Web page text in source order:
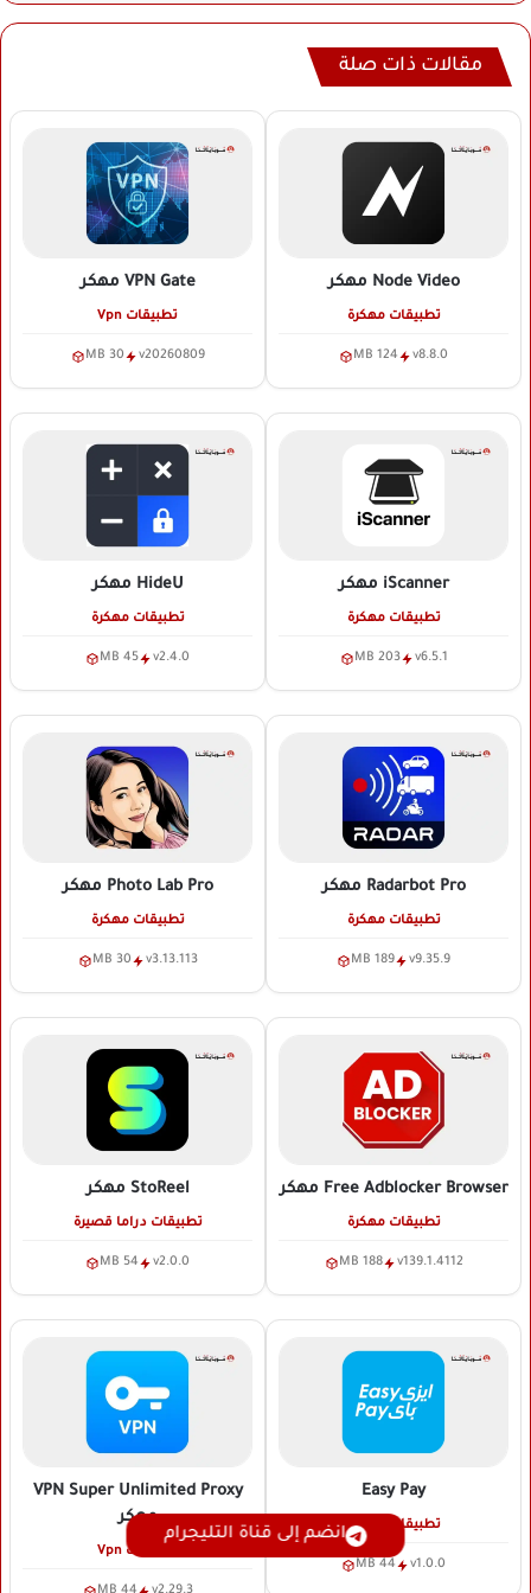
مقالات ذات صلة
Node Video مهكر
تطبيقات مهكرة
v8.8.0
124 MB
VPN Gate مهكر
تطبيقات Vpn
v20260809
30 MB
iScanner مهكر
تطبيقات مهكرة
v6.5.1
203 MB
HideU مهكر
تطبيقات مهكرة
v2.4.0
45 MB
Radarbot Pro مهكر
تطبيقات مهكرة
v9.35.9
189 MB
Photo Lab Pro مهكر
تطبيقات مهكرة
v3.13.113
30 MB
Free Adblocker Browser مهكر
تطبيقات مهكرة
v139.1.4112
188 MB
StoReel مهكر
تطبيقات دراما قصيرة
v2.0.0
54 MB
Easy Pay
تطبيقات مهكرة
v1.0.0
44 MB
VPN Super Unlimited Proxy
مهكر
تطبيقات Vpn
انضم إلى قناة التليجرام